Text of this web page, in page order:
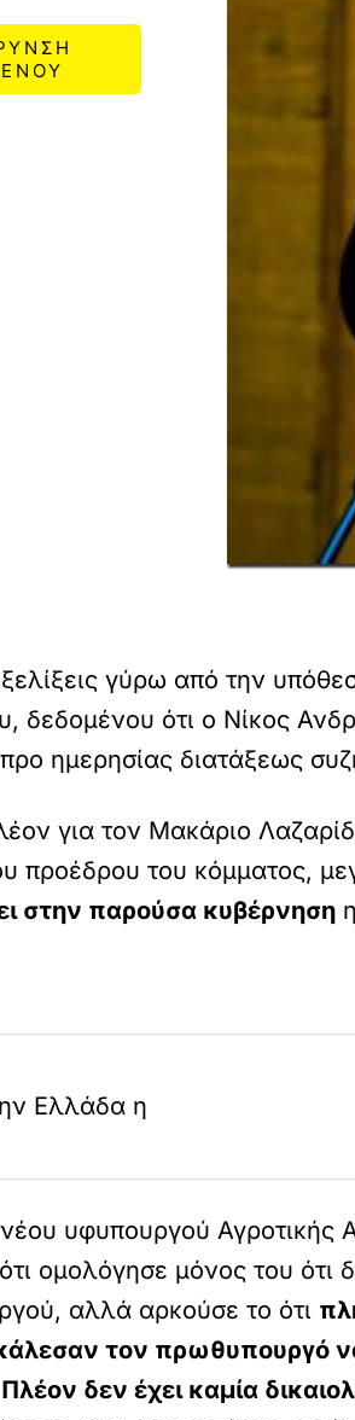
γύρω από την
δεδομένου ότι ο Νίκος
ημερησίας διατάξεως
για τον Μακάριο
προέδρου του κόμματος,
στην παρούσα κυβέρνηση
Ελλάδα η
υφυπουργού
ομολόγησε μόνος του ότι
αλλά αρκούσε το ότι
τον πρωθυπουργό
Πλέον δεν έχει καμία